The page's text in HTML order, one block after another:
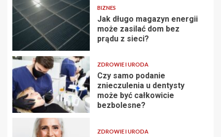
BIZNES
Jak długo magazyn energii
może zasilać dom bez
prądu z sieci?
ZDROWIE I URODA
Czy samo podanie
znieczulenia u dentysty
może być całkowicie
bezbolesne?
ZDROWIE I URODA